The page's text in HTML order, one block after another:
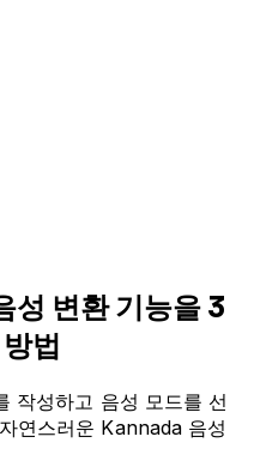
변환 기능을 3
법
작성하고 음성 모드를 선
연스러운 Kannada 음성